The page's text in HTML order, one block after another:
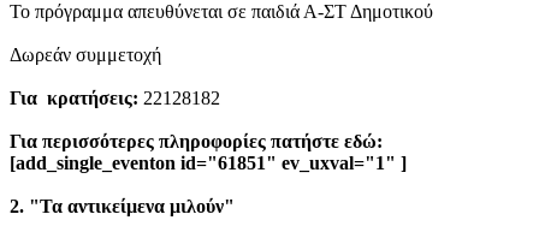
Το πρόγραμμα απευθύνεται σε παιδιά Α-ΣΤ Δημοτικού
Δωρεάν συμμετοχή
Για κρατήσεις: 22128182
Για περισσότερες πληροφορίες πατήστε εδώ:
[add_single_eventon id="61851" ev_uxval="1" ]
2. "Τα αντικείμενα μιλούν"